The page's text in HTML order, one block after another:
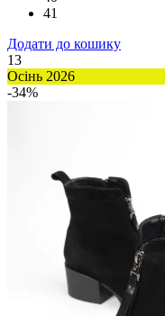
41
Додати до кошику
13
Осінь 2026
-34%